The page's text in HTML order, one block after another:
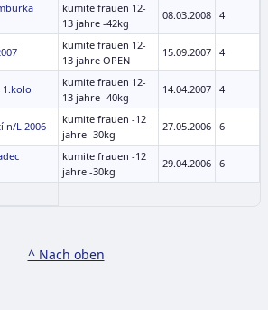
kumite frauen 12-
13 jahre -42kg
08.03.2008 4
kumite frauen 12-
13 jahre OPEN
15.09.2007 4
1.kolo
kumite frauen 12-
13 jahre -40kg
14.04.2007 4
n/L 2006
kumite frauen -12
jahre -30kg
27.05.2006 6
kumite frauen -12
jahre -30kg
29.04.2006 6
^ Nach oben